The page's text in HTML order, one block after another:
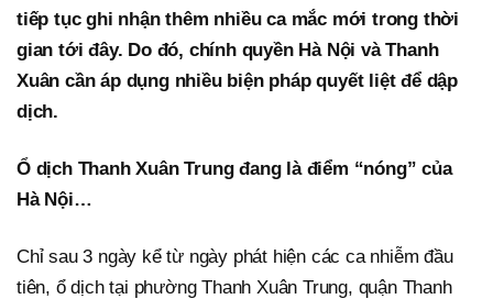
tiếp tục ghi nhận thêm nhiều ca mắc mới trong thời
gian tới đây. Do đó, chính quyền Hà Nội và Thanh
Xuân cần áp dụng nhiều biện pháp quyết liệt để dập
dịch.
Ổ dịch Thanh Xuân Trung đang là điểm “nóng” của
Hà Nội…
Chỉ sau 3 ngày kể từ ngày phát hiện các ca nhiễm đầu
tiên, ổ dịch tại phường Thanh Xuân Trung, quận Thanh